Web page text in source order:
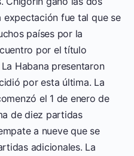
fue tal que se
países por la
por el título
Habana presentaron
por esta última. La
el 1 de enero de
de diez partidas
a nueve que se
adicionales. La